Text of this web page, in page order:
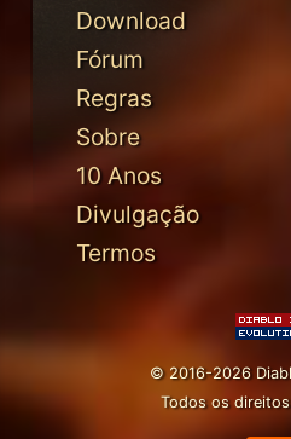
Download
Fórum
Regras
Sobre
10 Anos
Divulgação
Termos
© 2016-2026
Todos os